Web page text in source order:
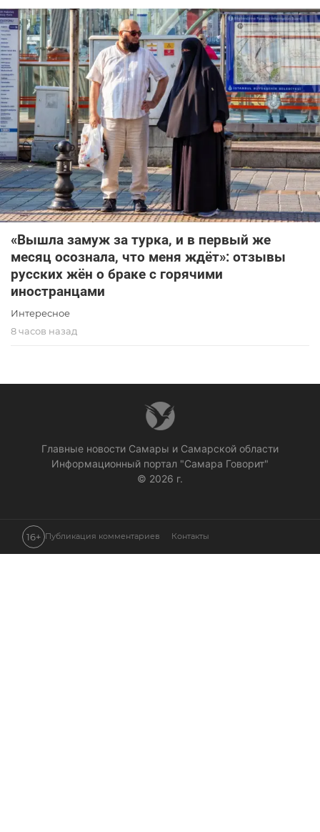
«Вышла замуж за турка, и в первый же
месяц осознала, что меня ждёт»: отзывы
русских жён о браке с горячими
иностранцами
Интересное
8 часов назад
Главные новости Самары и Самарской области
Информационный портал "Самара Говорит"
© 2026 г.
16+ Публикация комментариев Контакты